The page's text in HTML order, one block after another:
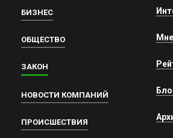
БИЗНЕС
ОБЩЕСТВО
ЗАКОН
НОВОСТИ КОМПАНИЙ
ПРОИСШЕСТВИЯ